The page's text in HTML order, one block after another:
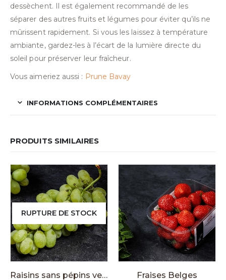
dessèchent. Il est également recommandé de les
séparer des autres fruits et légumes pour éviter qu’ils ne
mûrissent rapidement. Si vous les laissez à température
ambiante, gardez-les à l’écart de la lumière directe du
soleil pour préserver leur fraîcheur.
Vous aimeriez aussi : Prune Bavay
INFORMATIONS COMPLÉMENTAIRES
PRODUITS SIMILAIRES
RUPTURE DE STOCK
Raisins sans pépins verts Fraises Belges